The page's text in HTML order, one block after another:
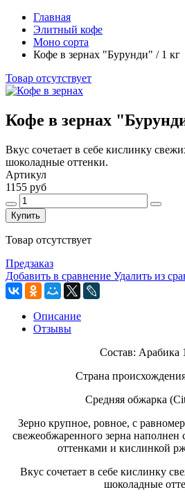
Главная
Элитный кофе
Моно сорта
Кофе в зернах "Бурунди" / 1 кг
Товар отсутствует
Кофе в зернах
Вкус сочетает в себе кислинку
шоколадные оттенки.
Артикул
1155 руб
Купить
Товар отсутствует
Предзаказ
Добавить в сравнение Удалить из
Описание
Отзывы
Состав: Арабика
Страна
Средняя обжарка
Зерно крупное, ровное, с
свежеобжаренного зерна
оттенками и кислинкой
Вкус сочетает в себе кислинку
шоколадные